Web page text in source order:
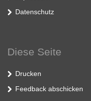
Datenschutz
Diese Seite
Drucken
Feedback abschicken